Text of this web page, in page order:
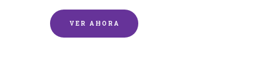
VER AHORA